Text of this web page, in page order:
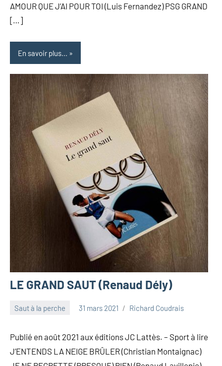
AMOUR QUE J’AI POUR TOI (Luis Fernandez) PSG GRAND
[…]
En savoir plus...
LE GRAND SAUT (Renaud Dély)
Saut à la perche 31 mars 2021 Richard Coudrais
Publié en août 2021 aux éditions JC Lattès. – Sport à lire
J’ENTENDS LA NEIGE BRÛLER (Christian Montaignac)